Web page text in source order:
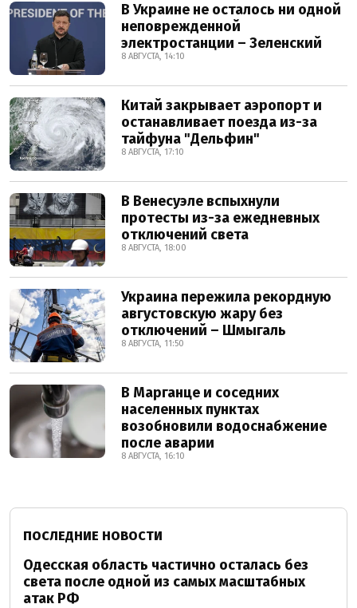
В Украине не осталось ни одной
неповрежденной
электростанции – Зеленский
8 АВГУСТА, 14:10
Китай закрывает аэропорт и
останавливает поезда из-за
тайфуна "Дельфин"
8 АВГУСТА, 17:10
В Венесуэле вспыхнули
протесты из-за ежедневных
отключений света
8 АВГУСТА, 18:00
Украина пережила рекордную
августовскую жару без
отключений – Шмыгаль
8 АВГУСТА, 11:50
В Марганце и соседних
населенных пунктах
возобновили водоснабжение
после аварии
8 АВГУСТА, 16:10
ПОСЛЕДНИЕ НОВОСТИ
Одесская область частично осталась без
света после одной из самых масштабных
атак РФ